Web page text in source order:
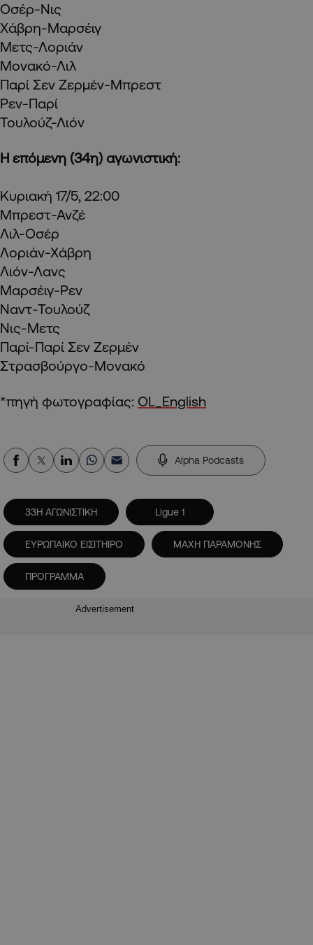
Οσέρ-Νις
Χάβρη-Μαρσέιγ
Μετς-Λοριάν
Μονακό-Λιλ
Παρί Σεν Ζερμέν-Μπρεστ
Ρεν-Παρί
Τουλούζ-Λιόν
Η επόμενη (34η) αγωνιστική:
Κυριακή 17/5, 22:00
Μπρεστ-Ανζέ
Λιλ-Οσέρ
Λοριάν-Χάβρη
Λιόν-Λανς
Μαρσέιγ-Ρεν
Ναντ-Τουλούζ
Νις-Μετς
Παρί-Παρί Σεν Ζερμέν
Στρασβούργο-Μονακό
*πηγή φωτογραφίας: OL_English
Alpha Podcasts
33Η ΑΓΩΝΙΣΤΙΚΗ Ligue 1
ΕΥΡΩΠΑΙΚΟ ΕΙΣΙΤΗΙΡΟ ΜΑΧΗ ΠΑΡΑΜΟΝΗΣ
ΠΡΟΓΡΑΜΜΑ
Advertisement